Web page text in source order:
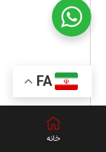
خانه
FA